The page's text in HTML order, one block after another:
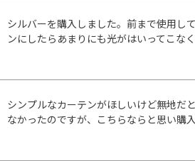
シルバーを購入しました。前まで使用し
ンにしたらあまりにも光がはいってこな
シンプルなカーテンがほしいけど無地だ
なかったのですが、こちらならと思い購